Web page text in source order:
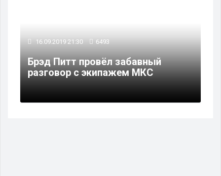
16.09.2019 21:30 6493
Брэд Питт провёл забавный
разговор с экипажем МКС